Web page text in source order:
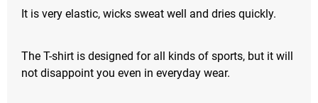
It is very elastic, wicks sweat well and dries quickly.
The T-shirt is designed for all kinds of sports, but it will
not disappoint you even in everyday wear.